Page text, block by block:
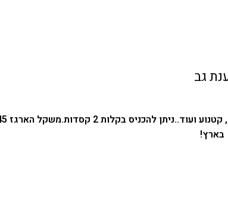
ניתן להכניס בקלות 2 קסדות. משקל הארגז 4.45 קילו.